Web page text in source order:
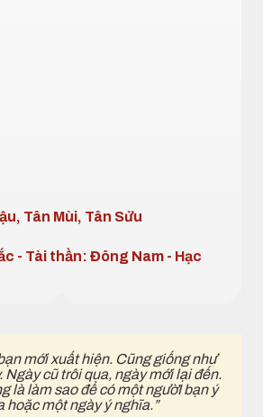
Tân Mùi, Tân Sửu
- Tài thần: Đông Nam - Hạc
mới xuất hiện. Cũng giống như
Ngày cũ trôi qua, ngày mới lại đến.
là làm sao để có một ngườI bạn ý
hoặc một ngày ý nghĩa.”